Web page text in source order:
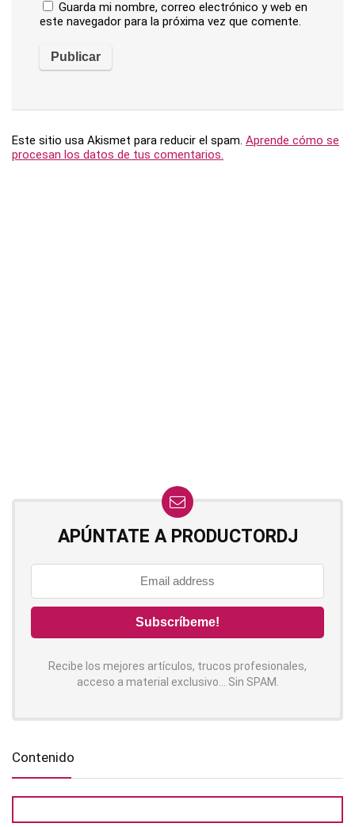
Guarda mi nombre, correo electrónico y web en
este navegador para la próxima vez que comente.
Este sitio usa Akismet para reducir el spam. Aprende cómo se
procesan los datos de tus comentarios.
APÚNTATE A PRODUCTORDJ
Recibe los mejores artículos, trucos profesionales,
acceso a material exclusivo... Sin SPAM.
Contenido